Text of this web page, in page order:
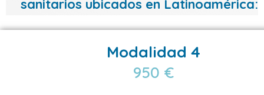
sanitarios ubicados en Latinoamérica:
Modalidad 4
950 €